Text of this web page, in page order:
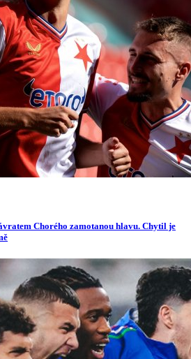
Chorého zamotanou hlavu. Chytil je